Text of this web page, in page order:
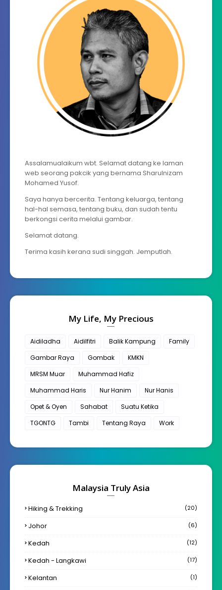
Assalamualaikum wbt. Selamat datang ke laman
web seorang pakcik yang bernama Sharulnizam
Mohamed Yusof.
Saya hanya bercerita. Tentang keluarga, tentang
hal-hal semasa, tentang buku, dan sudah tentu
berkongsi cerita melalui gambar.
Selamat datang.
Terima kasih kerana sudi singgah. Jemputlah.
My Life, My Precious
Aidiladha Aidilfitri Balik Kampung
Family
Gambar Raya
Gombak
KMKN
MRSM Muar
Muhammad Hafiz
Muhammad Haris
Nur Hanim
Nur Hanis
Opet & Oyen
Sahabat
Suatu Ketika
TGONTG
Tambi Tentang Raya Work
Malaysia Truly Asia
Hiking & Trekking (20)
Johor (6)
Kedah (12)
Kedah - Langkawi (17)
Kelantan (1)